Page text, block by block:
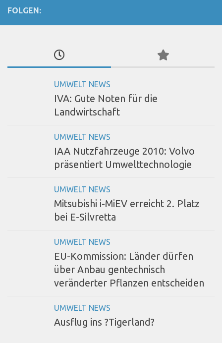
FOLGEN:
UMWELT NEWS
IVA: Gute Noten für die
Landwirtschaft
UMWELT NEWS
IAA Nutzfahrzeuge 2010: Volvo
präsentiert Umwelttechnologie
UMWELT NEWS
Mitsubishi i-MiEV erreicht 2. Platz
bei E-Silvretta
UMWELT NEWS
EU-Kommission: Länder dürfen
über Anbau gentechnisch
veränderter Pflanzen entscheiden
UMWELT NEWS
Ausflug ins ?Tigerland?